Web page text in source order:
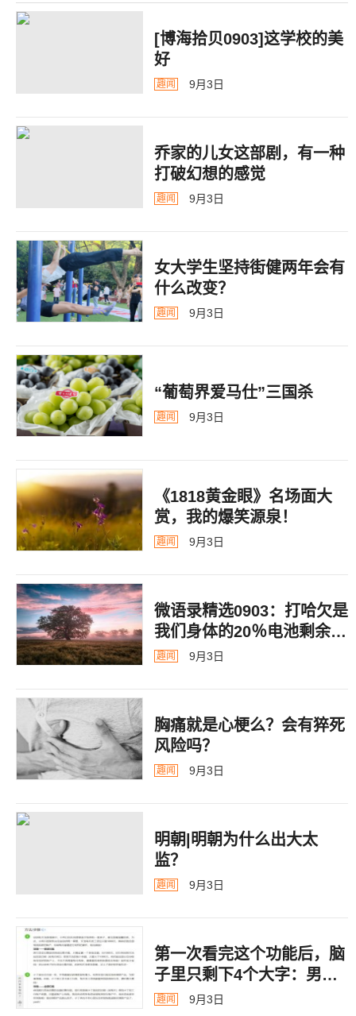
[博海拾贝0903]这学校的美
好
趣闻 9月3日
乔家的儿女这部剧，有一种
打破幻想的感觉
趣闻 9月3日
女大学生坚持街健两年会有
什么改变？
趣闻 9月3日
“葡萄界爱马仕”三国杀
趣闻 9月3日
《1818黄金眼》名场面大
赏，我的爆笑源泉！
趣闻 9月3日
微语录精选0903：打哈欠是
我们身体的20％电池剩余警
告
趣闻 9月3日
胸痛就是心梗么？会有猝死
风险吗？
趣闻 9月3日
明朝|明朝为什么出大太
监？ ​​​
趣闻 9月3日
第一次看完这个功能后，脑
子里只剩下4个大字：男德
银行
趣闻 9月3日